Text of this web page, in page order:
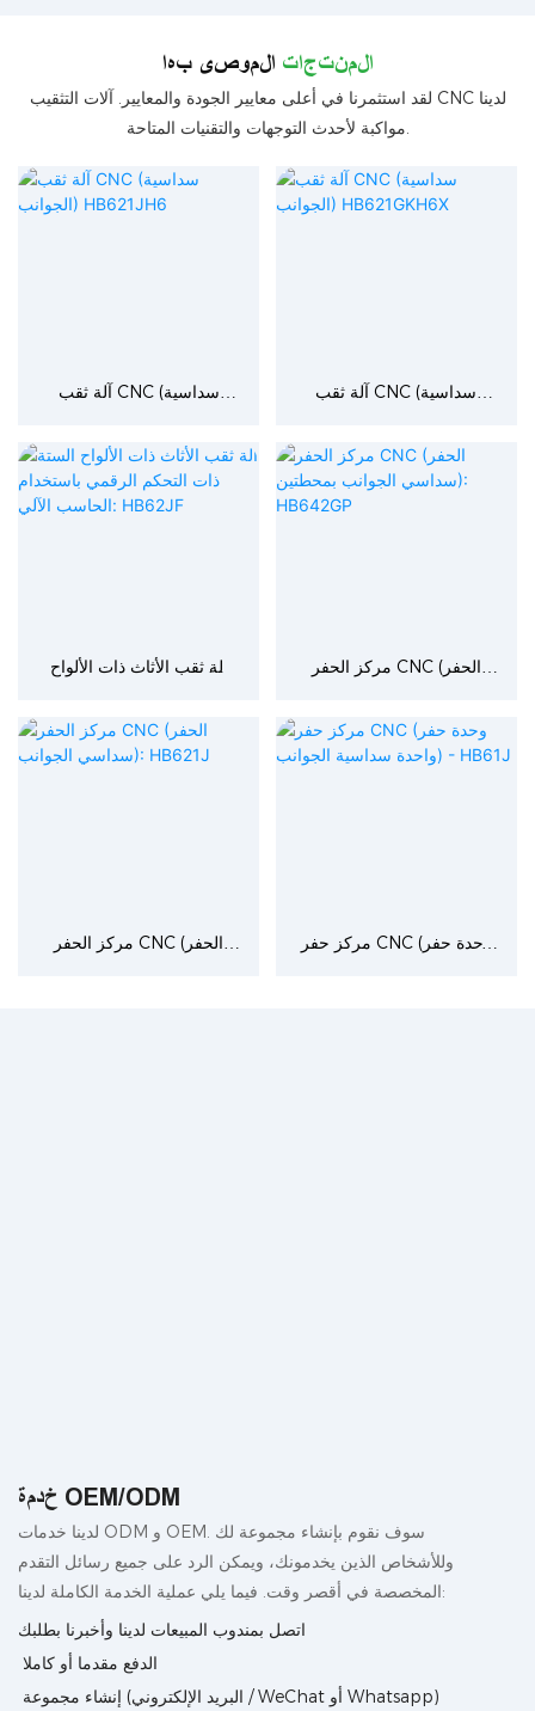
المنتجات الموصى بها
لقد استثمرنا في أعلى معايير الجودة والمعايير. آلات التثقيب CNC لدينا
مواكبة لأحدث التوجهات والتقنيات المتاحة.
آلة ثقب CNC (سداسية
آلة ثقب CNC (سداسية
آلة ثقب الأثاث ذات الألواح
باستخدام الحاسب الآلي:
HB62JF
مركز الحفر CNC (الحفر
HB642GP
مركز الحفر CNC (الحفر
مركز حفر CNC (وحدة حفر
خدمة OEM/ODM
لدينا خدمات ODM و OEM. سوف نقوم بإنشاء مجموعة لك
وللأشخاص الذين يخدمونك، ويمكن الرد على جميع رسائل التقدم
المخصصة في أقصر وقت. فيما يلي عملية الخدمة الكاملة لدينا:
اتصل بمندوب المبيعات لدينا وأخبرنا بطلبك
الدفع مقدما أو كاملا
إنشاء مجموعة (البريد الإلكتروني / WeChat أو Whatsapp)